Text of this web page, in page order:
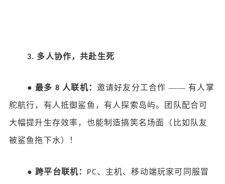
3. 多人协作，共赴生死
● 最多 8人联机： 邀请好友分工合作 —— 有人掌
舵航行，有人抵御鲨鱼，有人探索岛屿。团队配合可
大幅提升生存效率，也能制造搞笑名场面（比如队友
被鲨鱼拖下水）！
● 跨平台联机： PC、主机、移动端玩家可同服冒